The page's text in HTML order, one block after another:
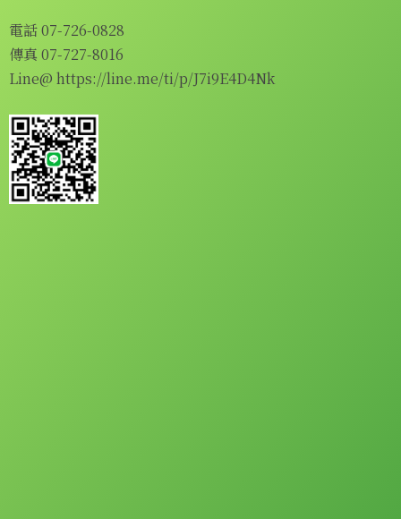
電話 07-726-0828
傳真 07-727-8016
Line@ https://line.me/ti/p/J7i9E4D4Nk